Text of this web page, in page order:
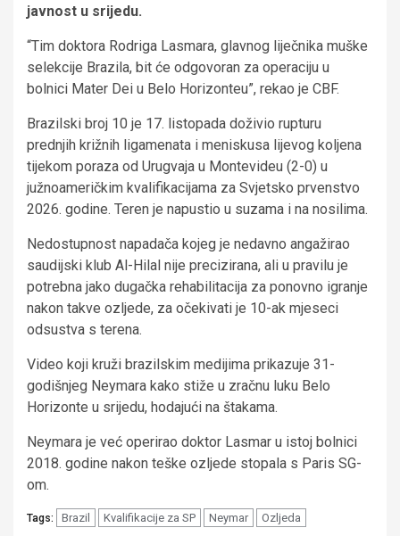
javnost u srijedu.
“Tim doktora Rodriga Lasmara, glavnog liječnika muške
selekcije Brazila, bit će odgovoran za operaciju u
bolnici Mater Dei u Belo Horizonteu”, rekao je CBF.
Brazilski broj 10 je 17. listopada doživio rupturu
prednjih križnih ligamenata i meniskusa lijevog koljena
tijekom poraza od Urugvaja u Montevideu (2-0) u
južnoameričkim kvalifikacijama za Svjetsko prvenstvo
2026. godine. Teren je napustio u suzama i na nosilima.
Nedostupnost napadača kojeg je nedavno angažirao
saudijski klub Al-Hilal nije precizirana, ali u pravilu je
potrebna jako dugačka rehabilitacija za ponovno igranje
nakon takve ozljede, za očekivati je 10-ak mjeseci
odsustva s terena.
Video koji kruži brazilskim medijima prikazuje 31-
godišnjeg Neymara kako stiže u zračnu luku Belo
Horizonte u srijedu, hodajući na štakama.
Neymara je već operirao doktor Lasmar u istoj bolnici
2018. godine nakon teške ozljede stopala s Paris SG-
om.
Tags: Brazil Kvalifikacije za SP Neymar Ozljeda